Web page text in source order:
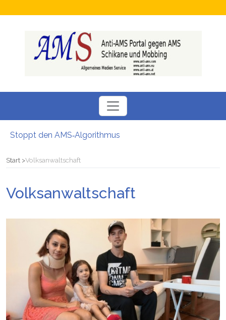
Stoppt den AMS‑Algorithmus
Start Volksanwaltschaft
Volksanwaltschaft